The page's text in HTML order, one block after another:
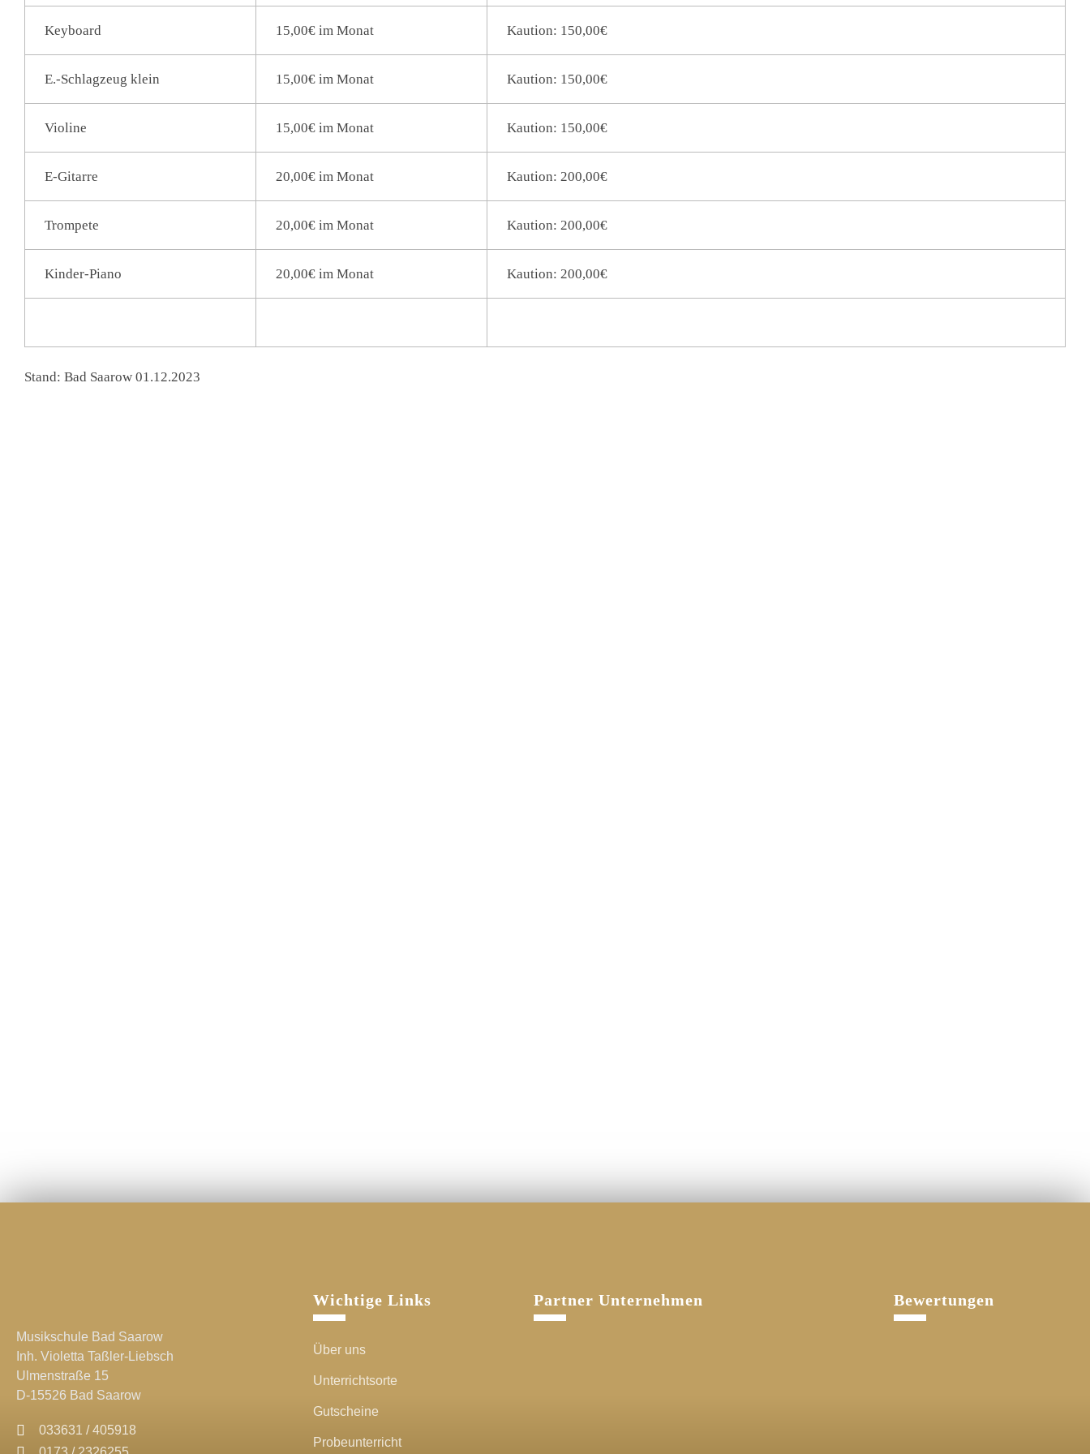
Keyboard 15,00€ im Monat Kaution: 150,00€
E.-Schlagzeug klein 15,00€ im Monat Kaution: 150,00€
Violine 15,00€ im Monat Kaution: 150,00€
E-Gitarre 20,00€ im Monat Kaution: 200,00€
Trompete 20,00€ im Monat Kaution: 200,00€
Kinder-Piano 20,00€ im Monat Kaution: 200,00€
Stand: Bad Saarow 01.12.2023
Musikschule Bad Saarow
Inh. Violetta Taßler-Liebsch
Ulmenstraße 15
D-15526 Bad Saarow
033631 / 405918
Wichtige Links
Über uns
Unterrichtsorte
Gutscheine
Probeunterricht
Partner Unternehmen Bewertungen